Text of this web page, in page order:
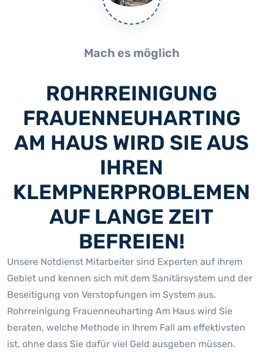
Mach es möglich
ROHRREINIGUNG
FRAUENNEUHARTING
AM HAUS WIRD SIE AUS
IHREN
KLEMPNERPROBLEMEN
AUF LANGE ZEIT
BEFREIEN!
Unsere Notdienst Mitarbeiter sind Experten auf ihrem
Gebiet und kennen sich mit dem Sanitärsystem und der
Beseitigung von Verstopfungen im System aus.
Rohrreinigung Frauenneuharting Am Haus wird Sie
beraten, welche Methode in Ihrem Fall am effektivsten
ist, ohne dass Sie dafür viel Geld ausgeben müssen.